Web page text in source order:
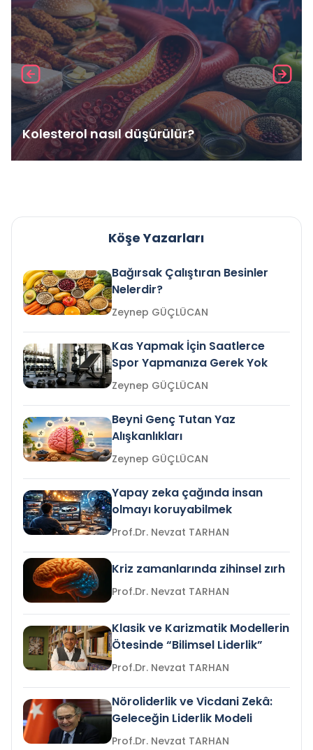
Kolesterol nasıl düşürülür?
Köşe Yazarları
Bağırsak Çalıştıran Besinler
Nelerdir?
Zeynep GÜÇLÜCAN
Kas Yapmak İçin Saatlerce
Spor Yapmanıza Gerek Yok
Zeynep GÜÇLÜCAN
Beyni Genç Tutan Yaz
Alışkanlıkları
Zeynep GÜÇLÜCAN
Yapay zeka çağında insan
olmayı koruyabilmek
Prof.Dr. Nevzat TARHAN
Kriz zamanlarında zihinsel zırh
Prof.Dr. Nevzat TARHAN
Klasik ve Karizmatik Modellerin
Ötesinde “Bilimsel Liderlik”
Prof.Dr. Nevzat TARHAN
Nöroliderlik ve Vicdani Zekâ:
Geleceğin Liderlik Modeli
Prof.Dr. Nevzat TARHAN